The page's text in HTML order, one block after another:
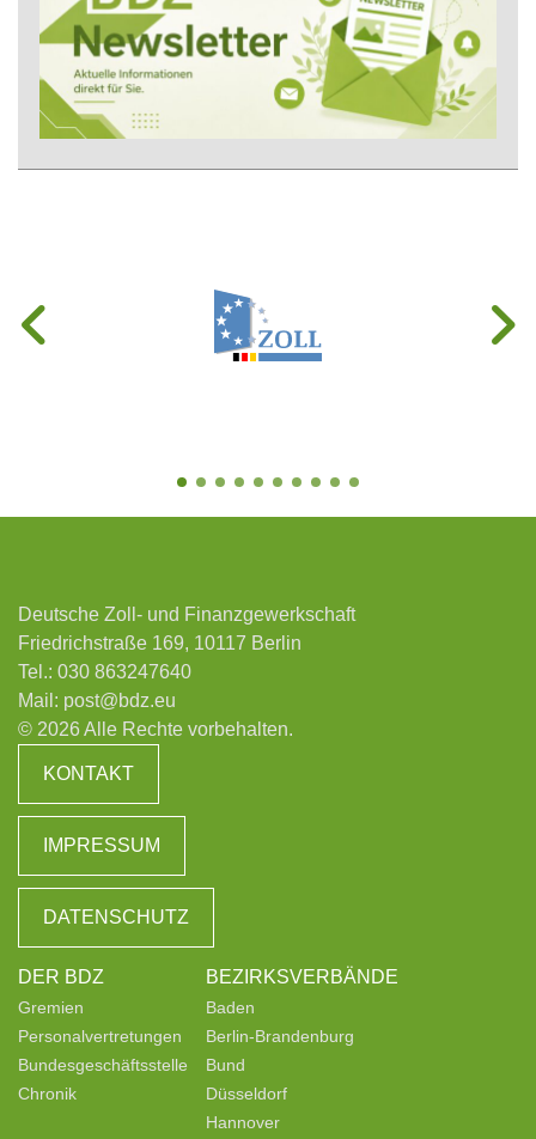
Deutsche Zoll- und Finanzgewerkschaft
Friedrichstraße 169, 10117 Berlin
Tel.: 030 863247640
Mail: post@bdz.eu
© 2026 Alle Rechte vorbehalten.
KONTAKT
IMPRESSUM
DATENSCHUTZ
DER BDZ
Gremien
Personalvertretungen
Bundesgeschäftsstelle
Chronik
BEZIRKSVERBÄNDE
Baden
Berlin-Brandenburg
Bund
Düsseldorf
Hannover